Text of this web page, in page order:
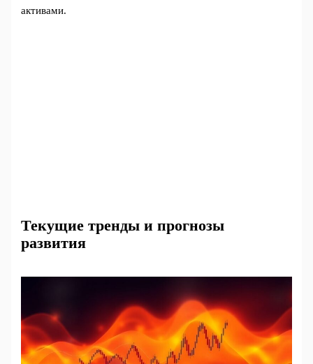
активами.
Текущие тренды и прогнозы
развития